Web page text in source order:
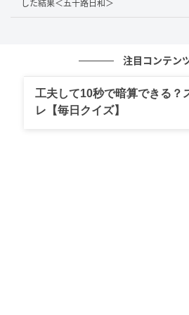
おくと脊髄が腫瘍によって圧迫
くなる可能性があると言われた
まとめ
した結果＜五十路日和＞
注目コンテン
工夫して10秒で暗算できる？
レ【毎日クイズ】